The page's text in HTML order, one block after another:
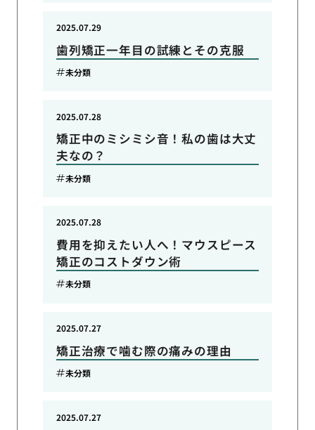
歯列矯正一年目の試練とその克服
2025.07.29
未分類
矯正中のミシミシ音！私の歯は大丈
夫なの？
2025.07.28
未分類
費用を抑えたい人へ！マウスピース
矯正のコストダウン術
2025.07.28
未分類
矯正治療で噛む際の痛みの理由
2025.07.27
未分類
2025.07.27